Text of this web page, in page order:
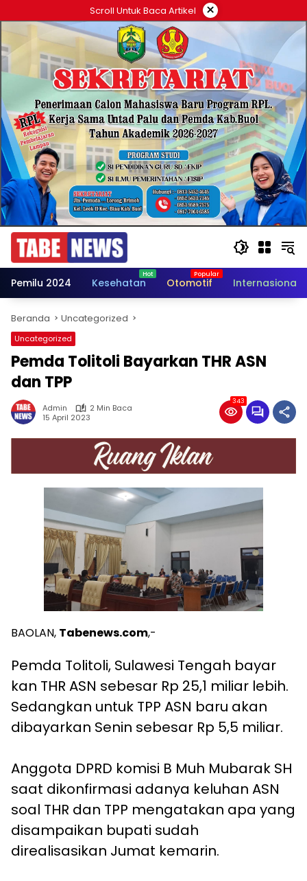
ke
konten
Scroll Untuk Baca Artikel ×
Pemilu 2024 Kesehatan Otomotif Internasional
Beranda Uncategorized
Uncategorized
Pemda Tolitoli Bayarkan THR ASN
dan TPP
Admin
2 Min Baca
15 April 2023
343
BAOLAN, Tabenews.com,-
Pemda Tolitoli, Sulawesi Tengah bayar
kan THR ASN sebesar Rp 25,1 miliar lebih.
Sedangkan untuk TPP ASN baru akan
dibayarkan Senin sebesar Rp 5,5 miliar.
Anggota DPRD komisi B Muh Mubarak SH
saat dikonfirmasi adanya keluhan ASN
soal THR dan TPP mengatakan apa yang
disampaikan bupati sudah
direalisasikan Jumat kemarin.